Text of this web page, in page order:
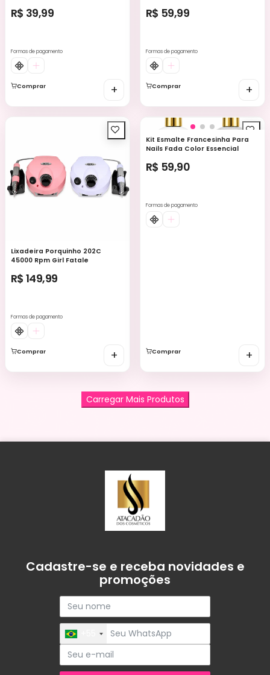
R$ 39,99
Formas de pagamento
Comprar +
R$ 59,99
Formas de pagamento
Comprar +
Lixadeira Porquinho 202C
45000 Rpm Girl Fatale
R$ 149,99
Formas de pagamento
Comprar +
Kit Esmalte Francesinha Para
Nails Fada Color Essencial
R$ 59,90
Formas de pagamento
Comprar +
Carregar Mais Produtos
Cadastre-se e receba novidades e
promoções